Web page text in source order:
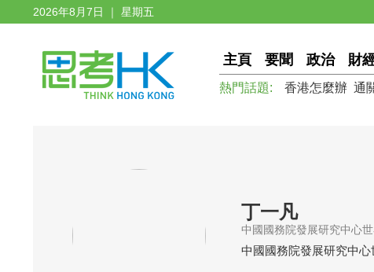
2026年8月7日 ｜ 星期五
主頁 要聞 政治 財
熱門話題: 香港怎麼辦 通
丁一凡
中國國務院發展研究中心
中國國務院發展研究中